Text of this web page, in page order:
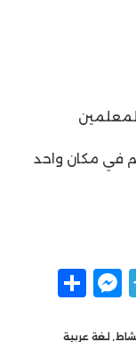
في مكان واحد
T
M
, لغة عربية